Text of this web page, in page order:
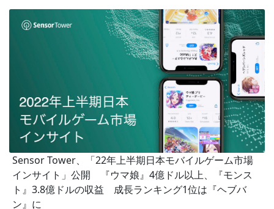
Sensor Tower、「22年上半期日本モバイルゲーム市場
インサイト」公開 『ウマ娘』4億ドル以上、『モンス
ト』3.8億ドルの収益 成長ランキング1位は『ヘブバ
ン』に